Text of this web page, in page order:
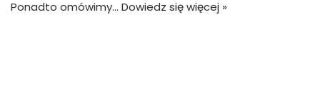
Ponadto omówimy… Dowiedz się więcej »